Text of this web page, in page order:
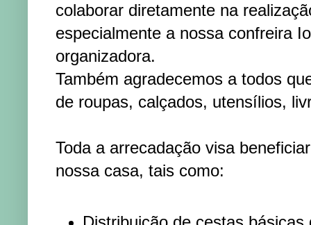
colaborar diretamente na
especialmente a nossa confreira
organizadora.
Também agradecemos a todos
de roupas, calçados, utensílios,
Toda a arrecadação visa
nossa casa, tais como: